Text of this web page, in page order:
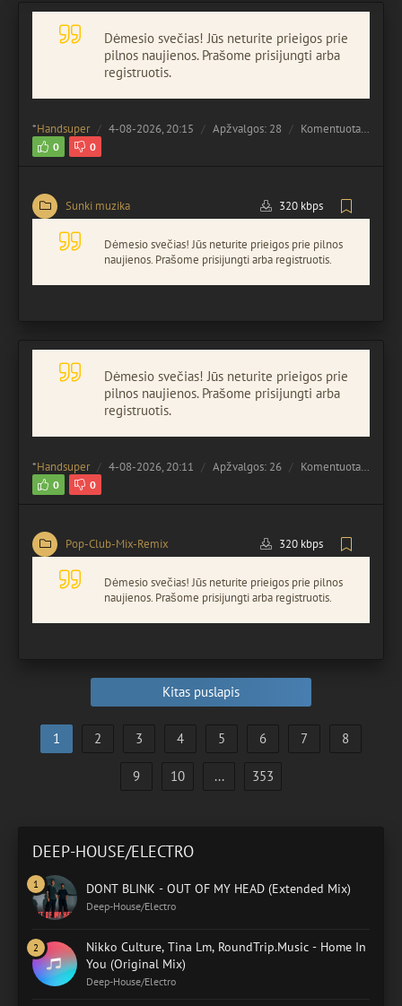
Dėmesio svečias! Jūs neturite prieigos prie
pilnos naujienos. Prašome prisijungti arba
registruotis.
*Handsuper 4-08-2026, 20:15 Apžvalgos: 28 Komentuota: 0
0 0
Sunki muzika 320 kbps
Dėmesio svečias! Jūs neturite prieigos prie pilnos
naujienos. Prašome prisijungti arba registruotis.
Dėmesio svečias! Jūs neturite prieigos prie
pilnos naujienos. Prašome prisijungti arba
registruotis.
*Handsuper 4-08-2026, 20:11 Apžvalgos: 26 Komentuota: 0
0 0
Pop-Club-Mix-Remix 320 kbps
Dėmesio svečias! Jūs neturite prieigos prie pilnos
naujienos. Prašome prisijungti arba registruotis.
Kitas puslapis
1 2 3 4 5 6 7 8
9 10 ... 353
DEEP-HOUSE/ELECTRO
DONT BLINK - OUT OF MY HEAD (Extended Mix)
Deep-House/Electro
Nikko Culture, Tina Lm, RoundTrip.Music - Home In
You (Original Mix)
Deep-House/Electro